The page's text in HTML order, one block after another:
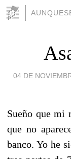
04 DE
Sueño que mi
que no
banco. Yo he